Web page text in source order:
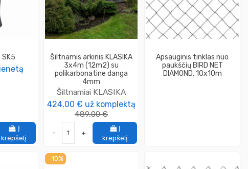
Į
krepšelį
Šiltnamis arkinis KLASIKA
3x4m (12m2) su
polikarbonatine danga
4mm
Šiltnamiai KLASIKA
424,00 € už komplektą
489,00 €
- +
Į
krepšelį
Apsauginis tinklas nuo
paukščių BIRD NET
DIAMOND, 10x10m
−10%